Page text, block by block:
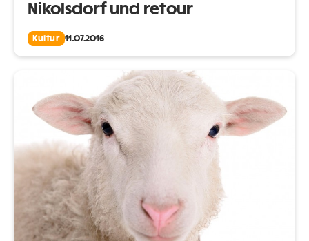
Nikolsdorf und retour
Kultur 11.07.2016